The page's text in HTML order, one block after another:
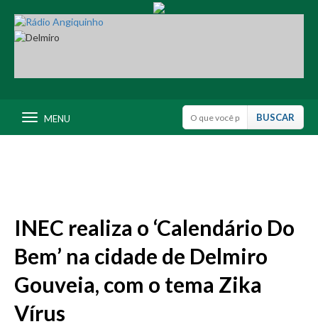
MENU
INEC realiza o ‘Calendário Do
Bem’ na cidade de Delmiro
Gouveia, com o tema Zika
Vírus